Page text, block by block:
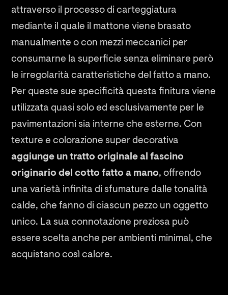
attraverso il processo di carteggiatura
mediante il quale il mattone viene brasato
manualmente o con mezzi meccanici per
consumarne la superficie senza eliminare però
le irregolarità caratteristiche del fatto a mano.
Per queste sue specificità questa finitura viene
utilizzata quasi solo ed esclusivamente per le
pavimentazioni sia interne che esterne. Con
texture e colorazione super decorativa
aggiunge un tratto originale al fascino
originario del cotto fatto a mano, offrendo
una varietà infinita di sfumature dalle tonalità
calde, che fanno di ciascun pezzo un oggetto
unico. La sua connotazione preziosa può
essere scelta anche per ambienti minimal, che
acquistano così calore.